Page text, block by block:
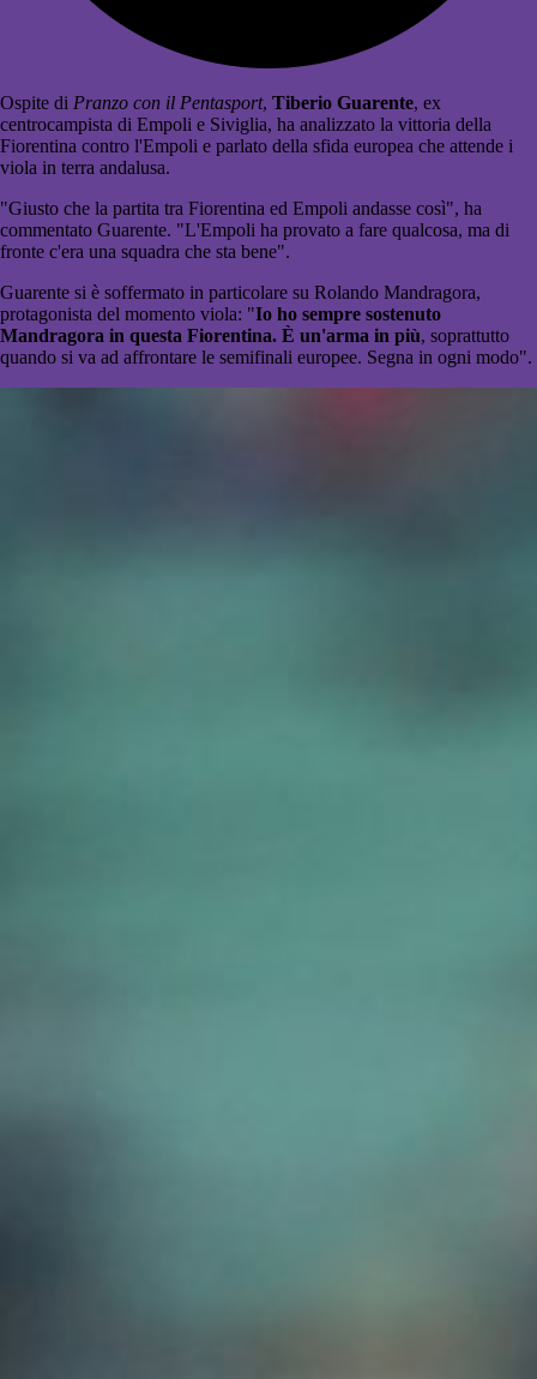
Ospite di Pranzo con il Pentasport, Tiberio Guarente, ex
centrocampista di Empoli e Siviglia, ha analizzato la vittoria della
Fiorentina contro l'Empoli e parlato della sfida europea che attende i
viola in terra andalusa.
"Giusto che la partita tra Fiorentina ed Empoli andasse così", ha
commentato Guarente. "L'Empoli ha provato a fare qualcosa, ma di
fronte c'era una squadra che sta bene".
Guarente si è soffermato in particolare su Rolando Mandragora,
protagonista del momento viola: "Io ho sempre sostenuto
Mandragora in questa Fiorentina. È un'arma in più, soprattutto
quando si va ad affrontare le semifinali europee. Segna in ogni modo".